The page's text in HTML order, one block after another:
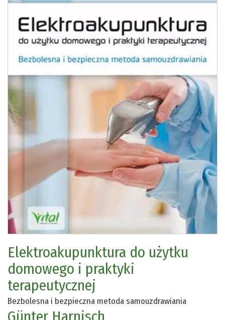
Elektroakupunktura do użytku
domowego i praktyki
terapeutycznej
Bezbolesna i bezpieczna metoda samouzdrawiania
Günter Harnisch